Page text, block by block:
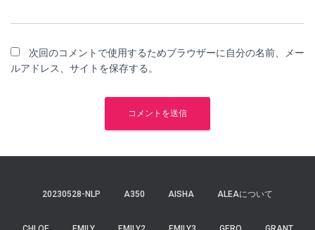
次回のコメントで使用するためブラウザーに自分の名前、メー
ルアドレス、サイトを保存する。
20230528-NLP A350 AISHA ALEAについて